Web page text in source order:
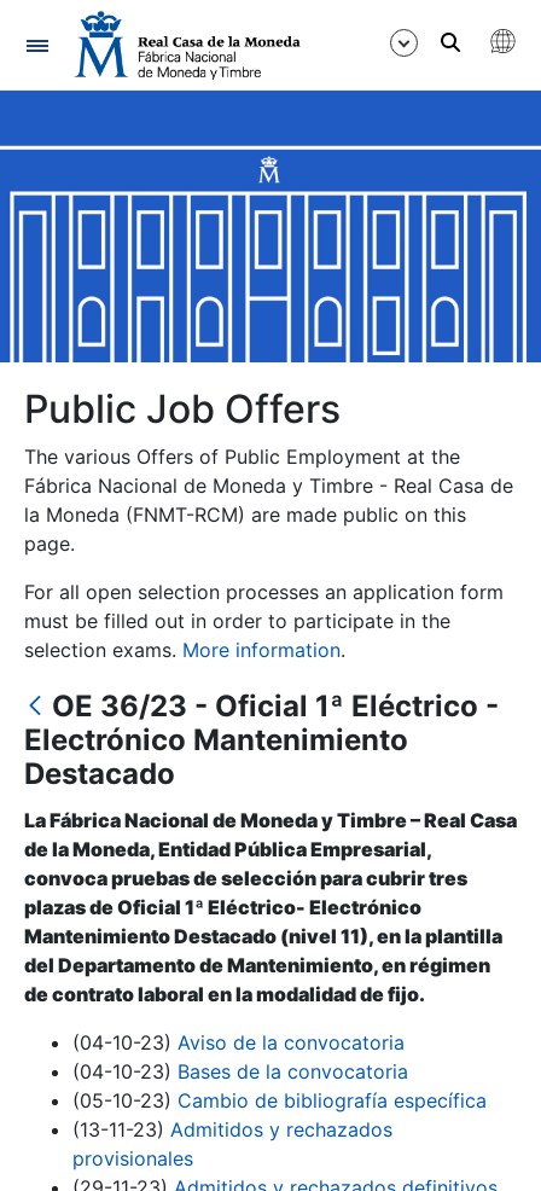
Navigation
Show/Hide
Show/Hide
Show/Hide
Show/Hide
Show/Hide
Show/Hide
Show/Hide
Public Job Offers
The various Offers of Public Employment at the
Fábrica Nacional de Moneda y Timbre - Real Casa de
la Moneda (FNMT-RCM) are made public on this
page.
For all open selection processes an application form
must be filled out in order to participate in the
selection exams. More information.
OE 36/23 - Oficial 1ª Eléctrico -
Electrónico Mantenimiento
Destacado
La Fábrica Nacional de Moneda y Timbre – Real Casa
de la Moneda, Entidad Pública Empresarial,
convoca pruebas de selección para cubrir tres
plazas de Oficial 1ª Eléctrico- Electrónico
Mantenimiento Destacado (nivel 11), en la plantilla
del Departamento de Mantenimiento, en régimen
de contrato laboral en la modalidad de fijo.
(04-10-23) Aviso de la convocatoria
(04-10-23) Bases de la convocatoria
(05-10-23) Cambio de bibliografía específica
(13-11-23) Admitidos y rechazados
provisionales